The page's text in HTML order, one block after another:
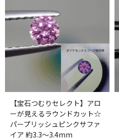
【宝石つむりセレクト】アロ
ーが見えるラウンドカット☆
パープリッシュピンクサファ
イア 約3.3～3.4mm